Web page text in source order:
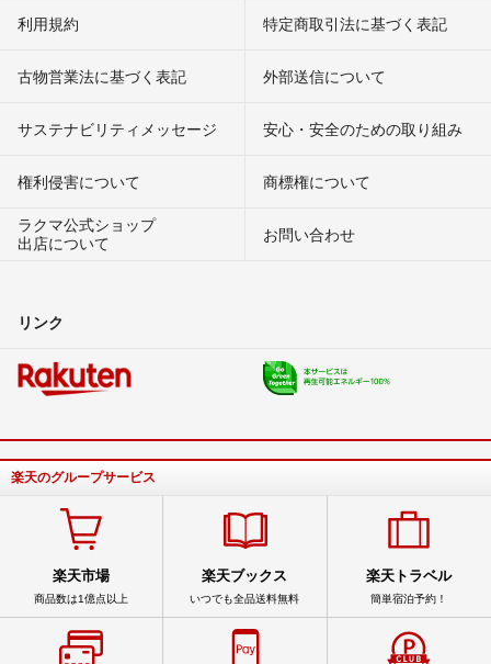
利用規約 特定商取引法に基づく表記
古物営業法に基づく表記 外部送信について
サステナビリティメッセージ 安心・安全のための取り組み
権利侵害について
商標権について
ラクマ公式ショップ
出店について
お問い合わせ
リンク
楽天のグループサービス
楽天市場
商品数は1億点以上
楽天ブックス
いつでも全品送料無料
楽天トラベル
簡単宿泊予約！